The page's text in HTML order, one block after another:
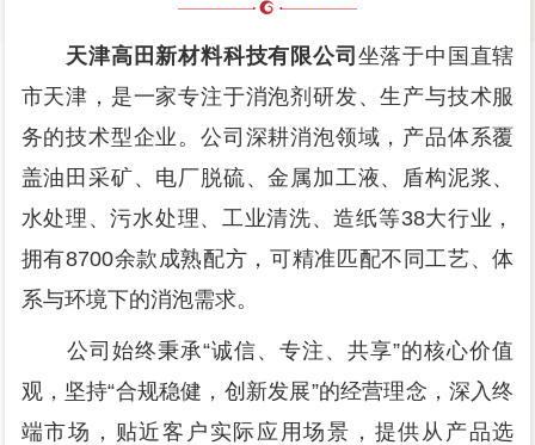
天津高田新材料科技有限公司 坐落于中国直辖
市天津，是一家专注于消泡剂研发、生产与技术服
务的技术型企业。公司深耕消泡领域，产品体系覆
盖油田采矿、电厂脱硫、金属加工液、盾构泥浆、
水处理、污水处理、工业清洗、造纸等38大行业，
拥有8700余款成熟配方，可精准匹配不同工艺、体
系与环境下的消泡需求。
公司始终秉承“诚信、专注、共享”的核心价值
观，坚持“合规稳健，创新发展”的经营理念，深入终
端市场，贴近客户实际应用场景，提供从产品选